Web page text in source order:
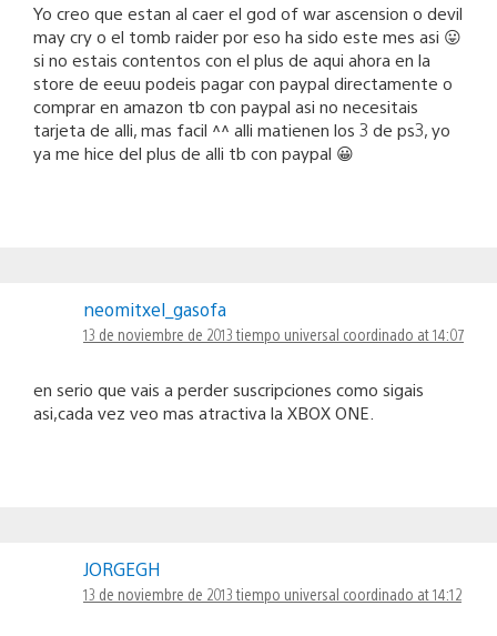
Yo creo que estan al caer el god of war ascension o devil
may cry o el tomb raider por eso ha sido este mes asi 😛
si no estais contentos con el plus de aqui ahora en la
store de eeuu podeis pagar con paypal directamente o
comprar en amazon tb con paypal asi no necesitais
tarjeta de alli, mas facil ^^ alli matienen los 3 de ps3, yo
ya me hice del plus de alli tb con paypal 😀
neomitxel_gasofa
13 de noviembre de 2013 tiempo universal coordinado at 14:07
en serio que vais a perder suscripciones como sigais
asi,cada vez veo mas atractiva la XBOX ONE.
JORGEGH
13 de noviembre de 2013 tiempo universal coordinado at 14:12